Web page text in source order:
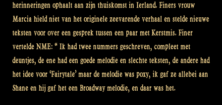
herinneringen ophaalt aan zijn thuiskomst in Ierland. Finers vrouw
Marcia hield niet van het originele zeevarende verhaal en stelde nieuwe
teksten voor over een gesprek tussen een paar met Kerstmis. Finer
vertelde NME: “ Ik had twee nummers geschreven, compleet met
deuntjes, de ene had een goede melodie en slechte teksten, de andere had
het idee voor ‘Fairytale’ maar de melodie was poxy, ik gaf ze allebei aan
Shane en hij gaf het een Broadway melodie, en daar was het.